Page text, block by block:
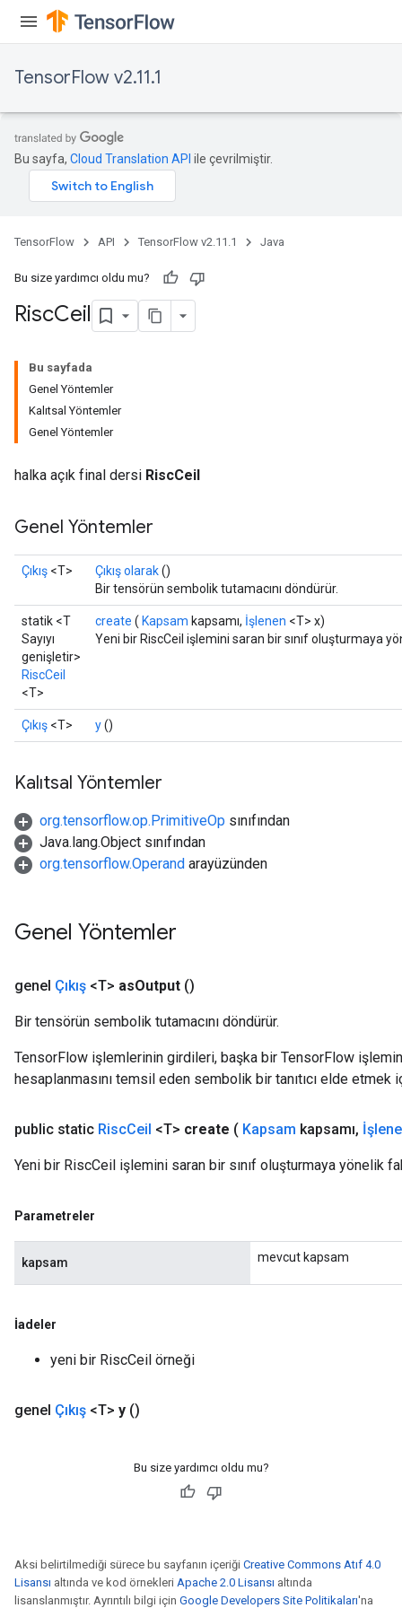
TensorFlow v2.11.1
Bu sayfa, Cloud Translation API ile çevrilmiştir.
TensorFlow API TensorFlow v2.11.1 Java
Bu size yardımcı oldu mu?
RiscCeil
Bu sayfada
Genel Yöntemler
Kalıtsal Yöntemler
Genel Yöntemler
halka açık final dersi RiscCeil
Genel Yöntemler
Çıkış <T> Çıkış olarak()
Bir tensörün sembolik tutamacını döndürür.
statik <T
Sayıyı
genişletir>
RiscCeil
<T>
create ( Kapsam kapsamı, İşlenen <T> x)
Yeni bir RiscCeil işlemini saran bir sınıf oluşturmaya
Çıkış <T> y()
Kalıtsal Yöntemler
org.tensorflow.op.PrimitiveOp sınıfından
Java.lang.Object sınıfından
org.tensorflow.Operand arayüzünden
Genel Yöntemler
genel Çıkış <T> asOutput ()
Bir tensörün sembolik tutamacını döndürür.
TensorFlow işlemlerinin girdileri, başka bir TensorFlow
hesaplanmasını temsil eden sembolik bir tanıtıcı elde etmek
public static RiscCeil <T> create ( Kapsam kapsamı,
Yeni bir RiscCeil işlemini saran bir sınıf oluşturmaya yönelik
Parametreler
kapsam mevcut kapsam
İadeler
yeni bir RiscCeil örneği
genel Çıkış <T> y ()
Bu size yardımcı oldu mu?
Aksi belirtilmediği sürece bu sayfanın içeriği Creative Commons Atıf 4.0
Lisansı altında ve kod örnekleri Apache 2.0 Lisansı altında
lisanslanmıştır. Ayrıntılı bilgi için Google Developers Site Politikaları'na